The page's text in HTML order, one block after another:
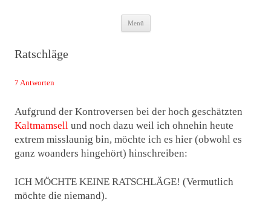
Das Neuste von JWD
Menü
Zum
Inhalt
Ratschläge
7 Antworten
Aufgrund der Kontroversen bei der hoch geschätzten
Kaltmamsell und noch dazu weil ich ohnehin heute
extrem misslaunig bin, möchte ich es hier (obwohl es
ganz woanders hingehört) hinschreiben:
ICH MÖCHTE KEINE RATSCHLÄGE! (Vermutlich
möchte die niemand).